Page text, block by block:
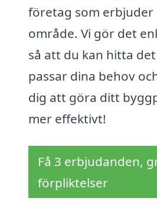
företag som
område. Vi gör det
så att du kan hitta
passar dina behov
dig att göra ditt
mer effektivt!
Få 3 erbjudanden,
förpliktelser